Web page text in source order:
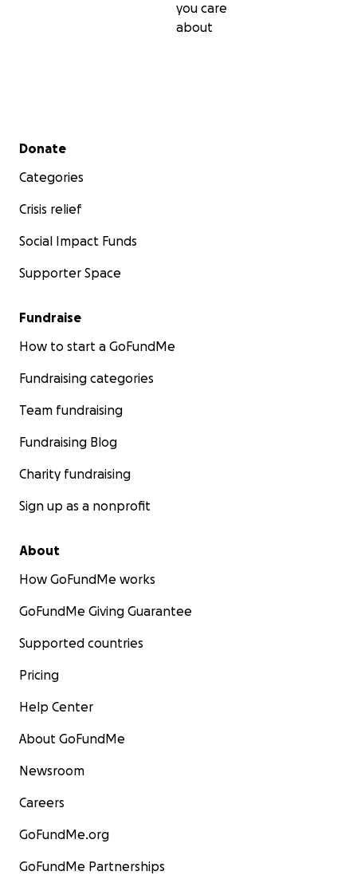
you care
about
Secondary menu
Donate
Categories
Crisis relief
Social Impact Funds
Supporter Space
Fundraise
How to start a GoFundMe
Fundraising categories
Team fundraising
Fundraising Blog
Charity fundraising
Sign up as a nonprofit
About
How GoFundMe works
GoFundMe Giving Guarantee
Supported countries
Pricing
Help Center
About GoFundMe
Newsroom
Careers
GoFundMe.org
GoFundMe Partnerships